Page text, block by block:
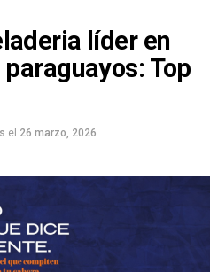
líder en
Top
el 26 marzo, 2026